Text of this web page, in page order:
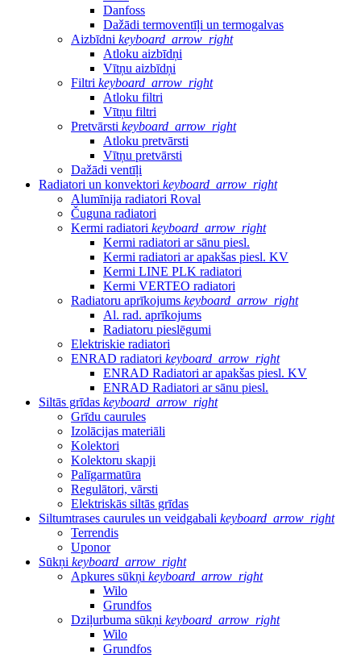
Danfoss
Dažādi termoventīļi un termogalvas
Aizbīdni keyboard_arrow_right
Atloku aizbīdņi
Vītņu aizbīdņi
Filtri keyboard_arrow_right
Atloku filtri
Vītņu filtri
Pretvārsti keyboard_arrow_right
Atloku pretvārsti
Vītņu pretvārsti
Dažādi ventīļi
Radiatori un konvektori keyboard_arrow_right
Alumīnija radiatori Roval
Čuguna radiatori
Kermi radiatori keyboard_arrow_right
Kermi radiatori ar sānu piesl.
Kermi radiatori ar apakšas piesl. KV
Kermi LINE PLK radiatori
Kermi VERTEO radiatori
Radiatoru aprīkojums keyboard_arrow_right
Al. rad. aprīkojums
Radiatoru pieslēgumi
Elektriskie radiatori
ENRAD radiatori keyboard_arrow_right
ENRAD Radiatori ar apakšas piesl. KV
ENRAD Radiatori ar sānu piesl.
Siltās grīdas keyboard_arrow_right
Grīdu caurules
Izolācijas materiāli
Kolektori
Kolektoru skapji
Palīgarmatūra
Regulātori, vārsti
Elektriskās siltās grīdas
Siltumtrases caurules un veidgabali keyboard_arrow_right
Terrendis
Uponor
Sūkņi keyboard_arrow_right
Apkures sūkņi keyboard_arrow_right
Wilo
Grundfos
Dziļurbuma sūkņi keyboard_arrow_right
Wilo
Grundfos